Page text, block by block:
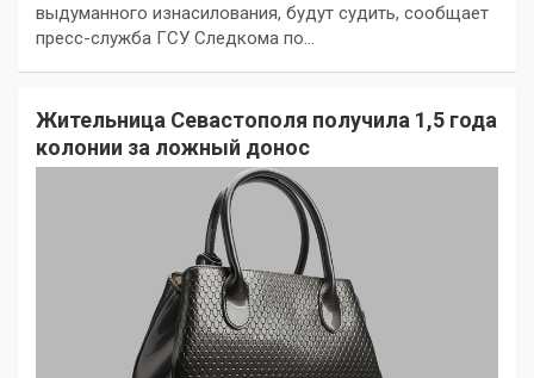
выдуманного изнасилования, будут судить, сообщает
пресс-служба ГСУ Следкома по…
Жительница Севастополя получила 1,5 года
колонии за ложный донос